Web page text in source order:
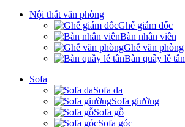
Nội thất văn phòng
Ghế giám đốc
Bàn nhân viên
Ghế văn phòng
Bàn quầy lễ tân
Sofa
Sofa da
Sofa giường
Sofa gỗ
Sofa góc